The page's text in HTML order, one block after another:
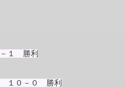
１ 勝利
０－０ 勝利